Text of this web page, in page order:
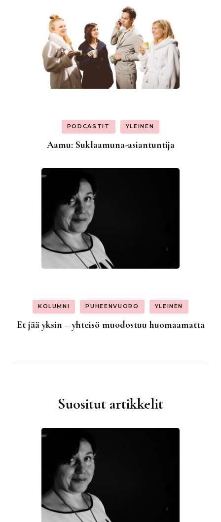
PODCASTIT YLEINEN
Aamu: Suklaamuna-asiantuntija
KOLUMNI PUHEENVUORO YLEINEN
Et jää yksin – yhteisö muodostuu huomaamatta
Suositut artikkelit